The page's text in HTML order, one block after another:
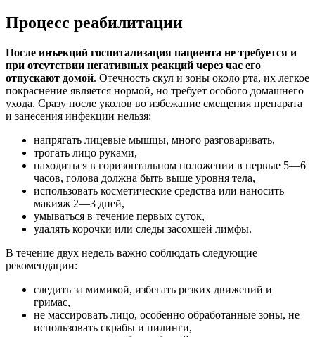
Процесс реабилитации
После инъекций госпитализация пациента не требуется и
при отсутствии негативных реакций через час его
отпускают домой. Отечность скул и зоны около рта, их легкое
покраснение является нормой, но требует особого домашнего
ухода. Сразу после уколов во избежание смещения препарата
и занесения инфекции нельзя:
напрягать лицевые мышцы, много разговаривать,
трогать лицо руками,
находиться в горизонтальном положении в первые 5—6
часов, голова должна быть выше уровня тела,
использовать косметические средства или наносить
макияж 2—3 дней,
умываться в течение первых суток,
удалять корочки или следы засохшей лимфы.
В течение двух недель важно соблюдать следующие
рекомендации:
следить за мимикой, избегать резких движений и
гримас,
не массировать лицо, особенно обработанные зоны, не
использовать скрабы и пилинги,